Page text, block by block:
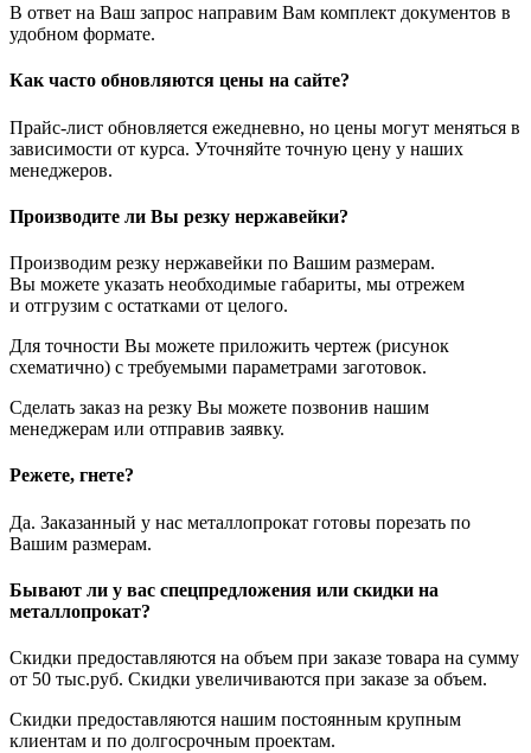
В ответ на Ваш запрос направим Вам комплект документов в
удобном формате.
Как часто обновляются цены на сайте?
Прайс-лист обновляется ежедневно, но цены могут меняться в
зависимости от курса. Уточняйте точную цену у наших
менеджеров.
Производите ли Вы резку нержавейки?
Производим резку нержавейки по Вашим размерам.
Вы можете указать необходимые габариты, мы отрежем
и отгрузим с остатками от целого.
Для точности Вы можете приложить чертеж (рисунок
схематично) с требуемыми параметрами заготовок.
Сделать заказ на резку Вы можете позвонив нашим
менеджерам или отправив заявку.
Режете, гнете?
Да. Заказанный у нас металлопрокат готовы порезать по
Вашим размерам.
Бывают ли у вас спецпредложения или скидки на
металлопрокат?
Скидки предоставляются на объем при заказе товара на сумму
от 50 тыс.руб. Скидки увеличиваются при заказе за объем.
Скидки предоставляются нашим постоянным крупным
клиентам и по долгосрочным проектам.